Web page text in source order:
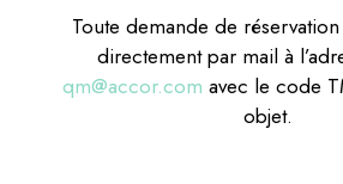
Toute demande de
directement par mail à
qm@accor.com avec le code
objet.